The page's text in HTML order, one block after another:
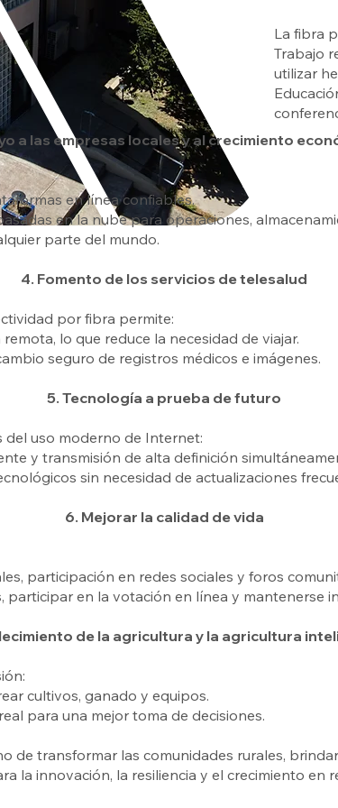
a las empresas locales y al crecimiento
en línea confiables.
en la nube para operaciones,
parte del mundo.
4. Fomento de los servicios de telesalud
por fibra permite:
lo que reduce la necesidad de viajar.
seguro de registros médicos e imágenes.
5. Tecnología a prueba de futuro
del uso moderno de Internet:
y transmisión de alta definición
sin necesidad de actualizaciones
6. Mejorar la calidad de vida
participación en redes sociales y foros
en la votación en línea y mantenerse
de la agricultura y la agricultura
cultivos, ganado y equipos.
para una mejor toma de decisiones.
transformar las comunidades rurales,
la innovación, la resiliencia y el crecimiento en
La fibra
Trabajo
utilizar